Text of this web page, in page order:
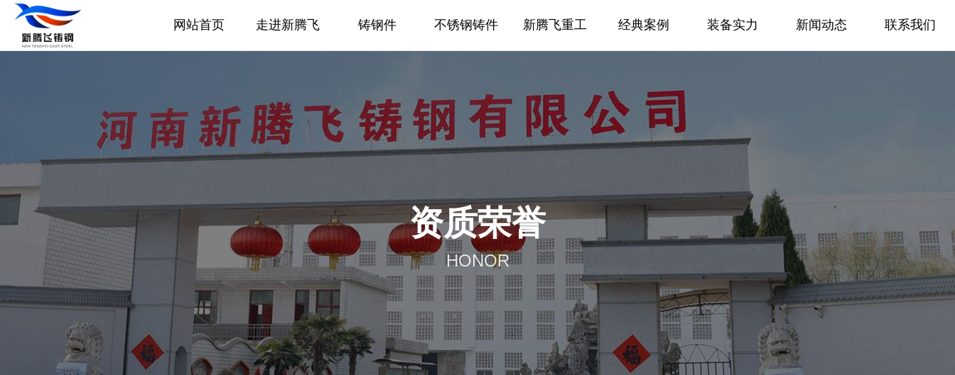
网站首页 走进新腾飞 铸钢件 不锈钢铸件 新腾飞重工 经典案例 装备实力 新闻动态 联系我们
资质荣誉
HONOR